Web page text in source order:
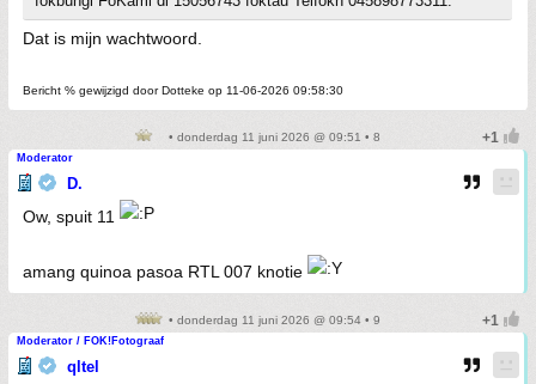
Dat is mijn wachtwoord.
Bericht % gewijzigd door Dotteke op 11-06-2026 09:58:30
• donderdag 11 juni 2026 @ 09:51 • 8
Moderator
D.
Ow, spuit 11
amang quinoa pasoa RTL 007 knotie
• donderdag 11 juni 2026 @ 09:54 • 9
Moderator / FOK!Fotograaf
qltel